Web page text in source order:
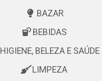
BAZAR
BEBIDAS
HIGIENE, BELEZA E SAÚDE
LIMPEZA